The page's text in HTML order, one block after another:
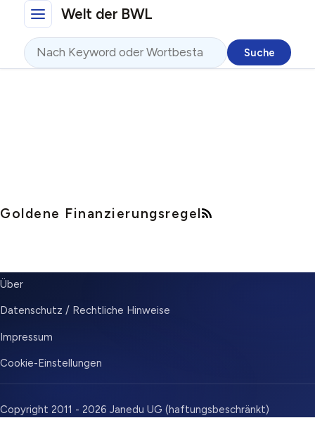
Direkt zum InhaltWelt der BWL
Suche
Goldene Finanzierungsregel
SUBMENU
Über
Datenschutz / Rechtliche Hinweise
Impressum
Cookie-Einstellungen
Copyright 2011 - 2026 Janedu UG (haftungsbeschränkt)